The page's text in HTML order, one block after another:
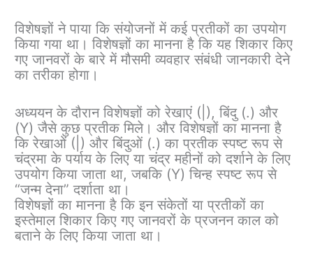
विशेषज्ञों ने पाया कि संयोजनों में कई प्रतीकों का उपयोग
किया गया था। विशेषज्ञों का मानना ​​है कि यह शिकार किए
गए जानवरों के बारे में मौसमी व्यवहार संबंधी जानकारी देने
का तरीका होगा।
अध्ययन के दौरान विशेषज्ञों को रेखाएं (|), बिंदु (.) और
(Y) जैसे कुछ प्रतीक मिले। और विशेषज्ञों का मानना ​​है
कि रेखाओं (|) और बिंदुओं (.) का प्रतीक स्पष्ट रूप से
चंद्रमा के पर्याय के लिए या चंद्र महीनों को दर्शाने के लिए
उपयोग किया जाता था, जबकि (Y) चिन्ह स्पष्ट रूप से
“जन्म देना” दर्शाता था।
विशेषज्ञों का मानना ​​है कि इन संकेतों या प्रतीकों का
इस्तेमाल शिकार किए गए जानवरों के प्रजनन काल को
बताने के लिए किया जाता था।